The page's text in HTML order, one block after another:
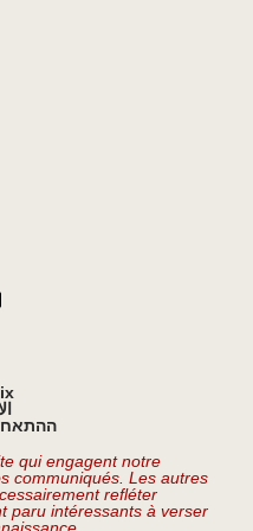
qui engagent notre
communiqués. Les autres
refléter
paru intéressants à verser